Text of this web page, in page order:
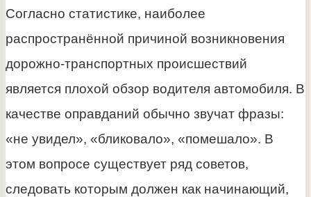
Согласно статистике, наиболее
распространённой причиной возникновения
дорожно-транспортных происшествий
является плохой обзор водителя автомобиля. В
качестве оправданий обычно звучат фразы:
«не увидел», «бликовало», «помешало». В
этом вопросе существует ряд советов,
следовать которым должен как начинающий,